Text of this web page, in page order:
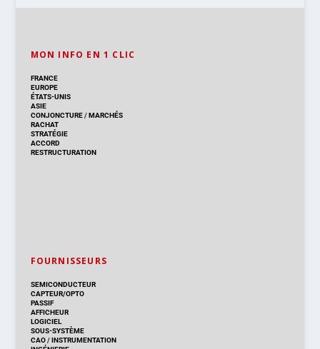
MON INFO EN 1 CLIC
FRANCE
EUROPE
ÉTATS-UNIS
ASIE
CONJONCTURE/MARCHÉS
RACHAT
STRATÉGIE
ACCORD
RESTRUCTURATION
FOURNISSEURS
SEMICONDUCTEUR
CAPTEUR/OPTO
PASSIF
AFFICHEUR
LOGICIEL
SOUS-SYSTÈME
CAO/INSTRUMENTATION